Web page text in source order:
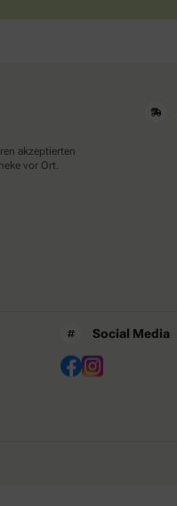
akzeptierten
vor Ort.
Social Media